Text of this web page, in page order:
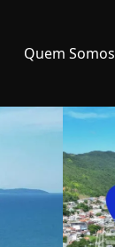
Quem Somos